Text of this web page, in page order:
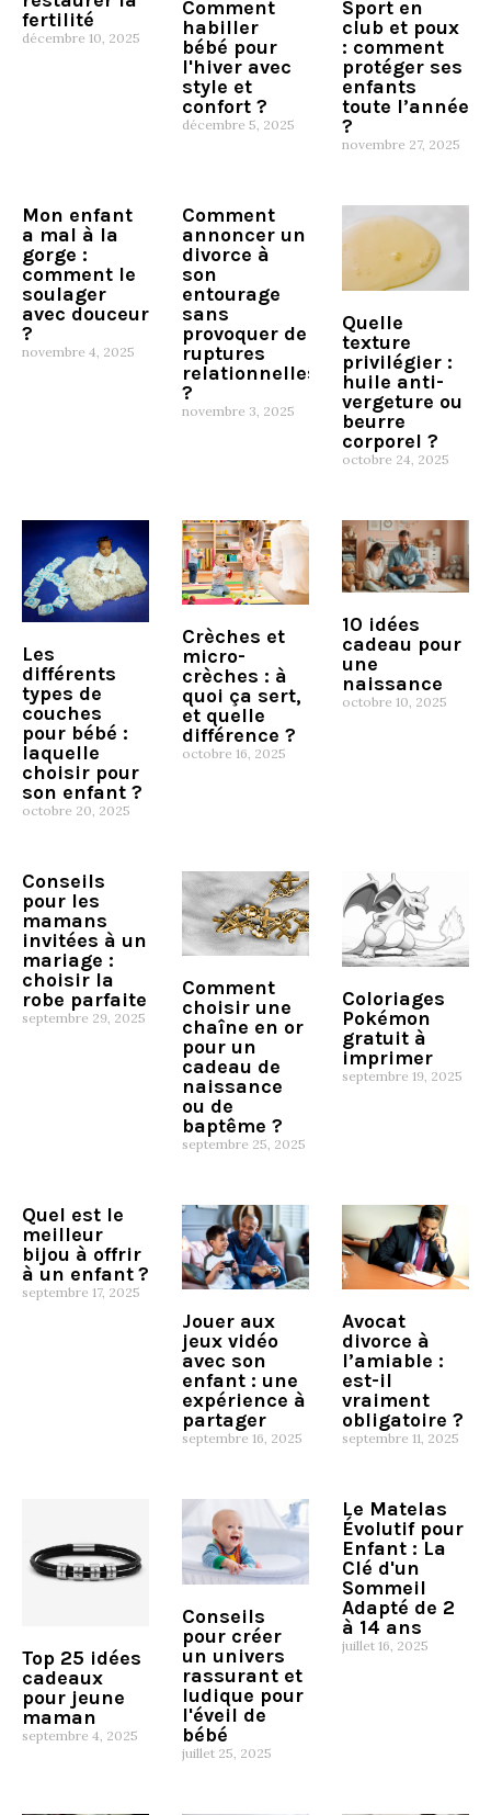
fertilité
décembre 10, 2025
Comment
habiller
bébé pour
l'hiver avec
style et
confort ?
décembre 5, 2025
Sport en
club et poux
: comment
protéger ses
enfants
toute l’année
?
novembre 27, 2025
Mon enfant
a mal à la
gorge :
comment le
soulager
avec douceur
?
novembre 4, 2025
Comment
annoncer un
divorce à
son
entourage
sans
provoquer de
ruptures
relationnelles
?
novembre 3, 2025
Quelle
texture
privilégier :
huile anti-
vergeture ou
beurre
corporel ?
octobre 24, 2025
Les
différents
types de
couches
pour bébé :
laquelle
choisir pour
son enfant ?
octobre 20, 2025
Crèches et
micro-
crèches : à
quoi ça sert,
et quelle
différence ?
octobre 16, 2025
10 idées
cadeau pour
une
naissance
octobre 10, 2025
Conseils
pour les
mamans
invitées à un
mariage :
choisir la
robe parfaite
septembre 29, 2025
Comment
choisir une
chaîne en or
pour un
cadeau de
naissance
ou de
baptême ?
septembre 25, 2025
Coloriages
Pokémon
gratuit à
imprimer
septembre 19, 2025
Quel est le
meilleur
bijou à offrir
à un enfant ?
septembre 17, 2025
Jouer aux
jeux vidéo
avec son
enfant : une
expérience à
partager
septembre 16, 2025
Avocat
divorce à
l’amiable :
est-il
vraiment
obligatoire ?
septembre 11, 2025
Top 25 idées
cadeaux
pour jeune
maman
septembre 4, 2025
Conseils
pour créer
un univers
rassurant et
ludique pour
l'éveil de
bébé
juillet 25, 2025
Le Matelas
Évolutif pour
Enfant : La
Clé d'un
Sommeil
Adapté de 2
à 14 ans
juillet 16, 2025